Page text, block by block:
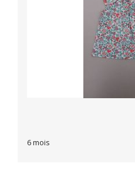
6 mois